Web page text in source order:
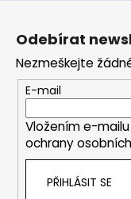
Z
Odebírat
Nezmeškejte
E-mail
Vložením e-
ochrany
PŘIHLÁSIT SE